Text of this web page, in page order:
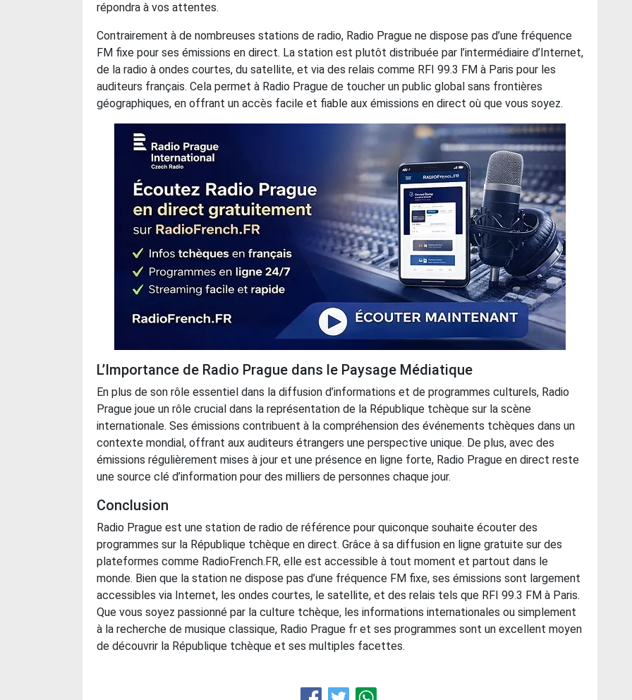
répondra à vos attentes.
Contrairement à de nombreuses stations de radio, Radio Prague ne dispose pas d’une fréquence
FM fixe pour ses émissions en direct. La station est plutôt distribuée par l’intermédiaire d’Internet,
de la radio à ondes courtes, du satellite, et via des relais comme RFI 99.3 FM à Paris pour les
auditeurs français. Cela permet à Radio Prague de toucher un public global sans frontières
géographiques, en offrant un accès facile et fiable aux émissions en direct où que vous soyez.
L’Importance de Radio Prague dans le Paysage Médiatique
En plus de son rôle essentiel dans la diffusion d’informations et de programmes culturels, Radio
Prague joue un rôle crucial dans la représentation de la République tchèque sur la scène
internationale. Ses émissions contribuent à la compréhension des événements tchèques dans un
contexte mondial, offrant aux auditeurs étrangers une perspective unique. De plus, avec des
émissions régulièrement mises à jour et une présence en ligne forte, Radio Prague en direct reste
une source clé d’information pour des milliers de personnes chaque jour.
Conclusion
Radio Prague est une station de radio de référence pour quiconque souhaite écouter des
programmes sur la République tchèque en direct. Grâce à sa diffusion en ligne gratuite sur des
plateformes comme RadioFrench.FR, elle est accessible à tout moment et partout dans le
monde. Bien que la station ne dispose pas d’une fréquence FM fixe, ses émissions sont largement
accessibles via Internet, les ondes courtes, le satellite, et des relais tels que RFI 99.3 FM à Paris.
Que vous soyez passionné par la culture tchèque, les informations internationales ou simplement
à la recherche de musique classique, Radio Prague fr et ses programmes sont un excellent moyen
de découvrir la République tchèque et ses multiples facettes.